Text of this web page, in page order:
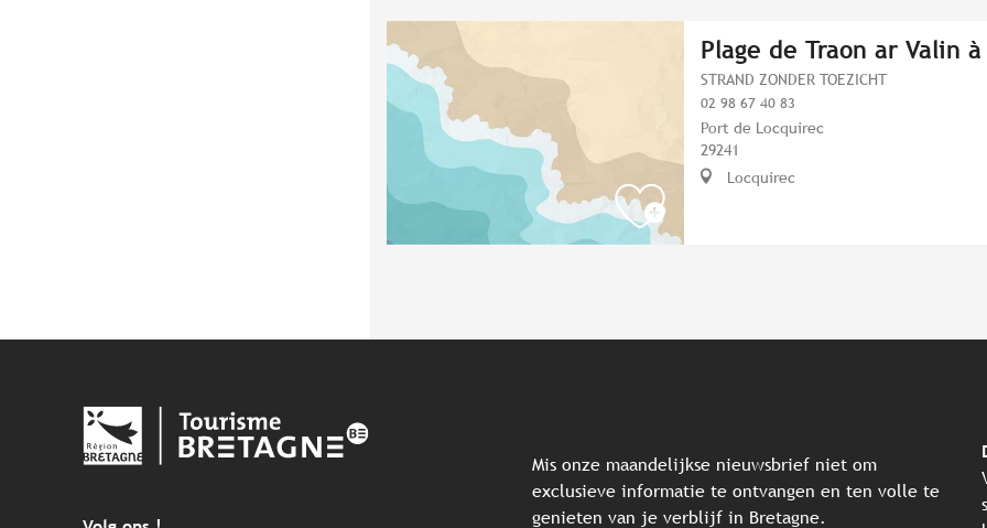
Plage de Traon ar Valin
STRAND ZONDER TOEZICHT
02 98 67 40 83
Port de Locquirec
29241
Locquirec
Mis onze maandelijkse nieuwsbrief niet om
exclusieve informatie te ontvangen en ten volle te
genieten van je verblijf in Bretagne.